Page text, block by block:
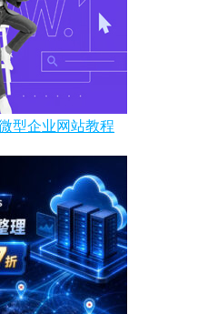
型企业网站教程